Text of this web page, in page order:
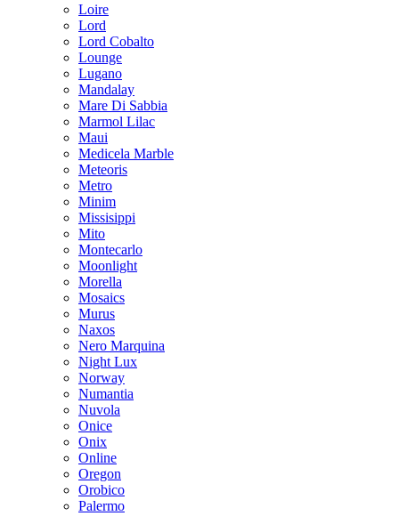
Loire
Lord
Lord Cobalto
Lounge
Lugano
Mandalay
Mare Di Sabbia
Marmol Lilac
Maui
Medicela Marble
Meteoris
Metro
Minim
Missisippi
Mito
Montecarlo
Moonlight
Morella
Mosaics
Murus
Naxos
Nero Marquina
Night Lux
Norway
Numantia
Nuvola
Onice
Onix
Online
Oregon
Orobico
Palermo